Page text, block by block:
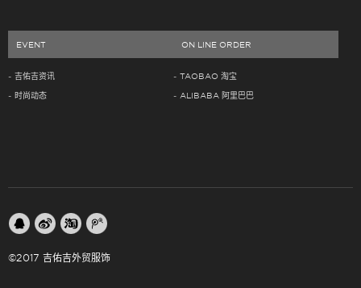
EVENT
吉佑吉资讯
时尚动态
ON LINE ORDER
TAOBAO 淘宝
ALIBABA 阿里巴巴
©2017 吉佑吉外贸服饰